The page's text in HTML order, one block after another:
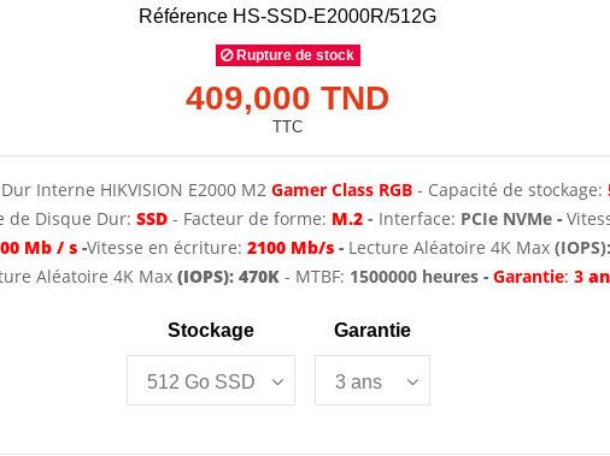
Référence HS-SSD-E2000R/512G
Rupture de stock
409,000 TND
TTC
Interne HIKVISION E2000 M2 Gamer Class RGB - Capacité de stockage:
de Disque Dur: SSD - Facteur de forme: M.2 - Interface: PCIe NVMe-
Mb / s-Vitesse en écriture: 2100 Mb/s - Lecture Aléatoire 4K Max
Aléatoire 4K Max (IOPS): 470K- MTBF: 1500000 heures - Garantie:3
Stockage Garantie